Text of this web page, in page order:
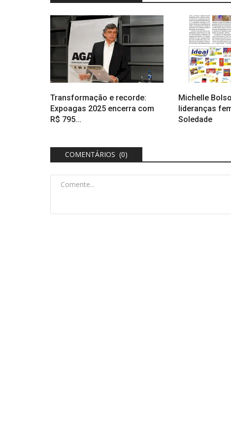
Transformação e recorde:
Expoagas 2025 encerra com
R$ 795...
Michelle
lideranças
Soledade
COMENTÁRIOS (0)